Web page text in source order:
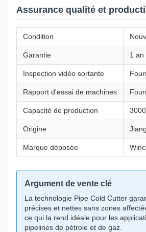
Assurance qualité et
Condition
Garantie 1 an
Inspection vidéo sortante
Rapport d'essai de machines
Capacité de production
Origine
Marque déposée
Argument de vente clé
La technologie Pipe Cold Cutter
précises et nettes sans zones
ce qui la rend idéale pour les
pipelines de pétrole et de gaz.